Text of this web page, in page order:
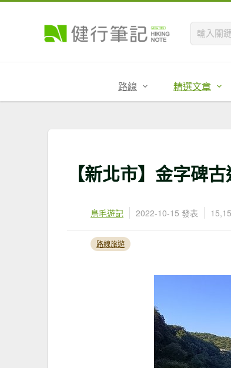
路線 精選文章
【新北市】金字碑
鳥毛遊記 2022-10-15 發表
路線旅遊